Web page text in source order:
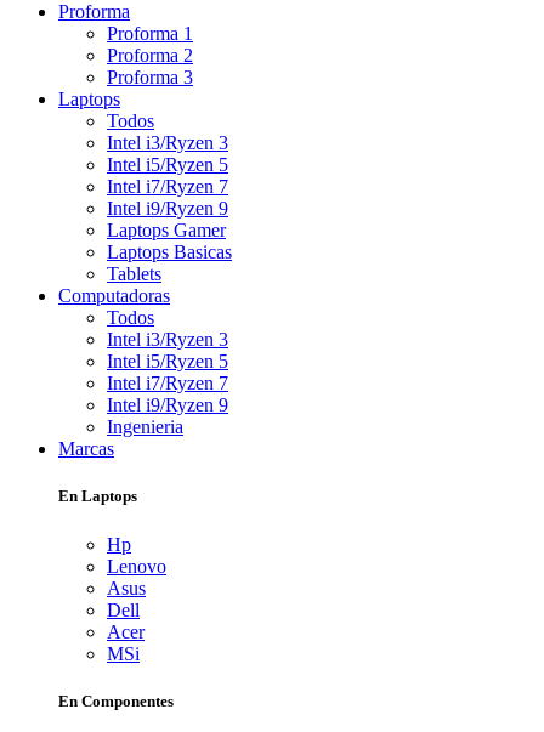
Proforma
Proforma 1
Proforma 2
Proforma 3
Laptops
Todos
Intel i3/Ryzen 3
Intel i5/Ryzen 5
Intel i7/Ryzen 7
Intel i9/Ryzen 9
Laptops Gamer
Laptops Basicas
Tablets
Computadoras
Todos
Intel i3/Ryzen 3
Intel i5/Ryzen 5
Intel i7/Ryzen 7
Intel i9/Ryzen 9
Ingenieria
Marcas
En Laptops
Hp
Lenovo
Asus
Dell
Acer
MSi
En Componentes